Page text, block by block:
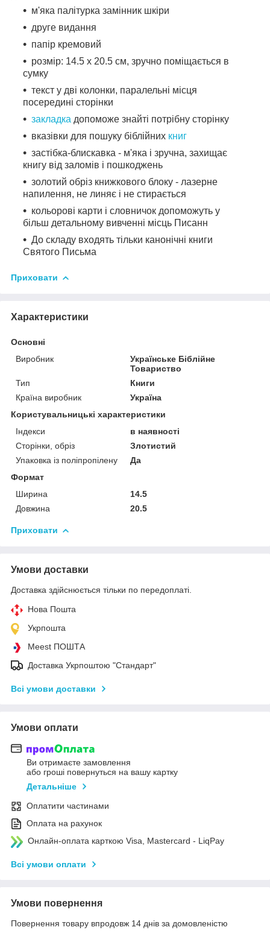
м'яка палітурка замінник шкіри
друге видання
папір кремовий
розмір: 14.5 х 20.5 см, зручно поміщається в
сумку
текст у дві колонки, паралельні місця
посередині сторінки
закладка допоможе знайті потрібну сторінку
вказівки для пошуку біблійних книг
застібка-блискавка - м'яка і зручна, захищає
книгу від заломів і пошкоджень
золотий обріз книжкового блоку - лазерне
напилення, не линяє і не стирається
кольорові карти і словничок допоможуть у
більш детальному вивченні місць Писанн
До складу входять тільки канонічні книги
Святого Письма
Приховати
Характеристики
Основні
Виробник
Українське Біблійне
Товариство
Тип
Книги
Країна виробник
Україна
Користувальницькі характеристики
Індекси
в наявності
Сторінки, обріз
Злотистий
Упаковка із поліпропілену
Да
Формат
Ширина
14.5
Довжина
20.5
Приховати
Умови доставки
Доставка здійснюється тільки по передоплаті.
Нова Пошта
Укрпошта
Meest ПОШТА
Доставка Укрпоштою "Стандарт"
Всі умови доставки
Умови оплати
Ви отримаєте замовлення
або гроші повернуться на вашу картку
Детальніше
Оплатити частинами
Оплата на рахунок
Онлайн-оплата карткою Visa, Mastercard - LiqPay
Всі умови оплати
Умови повернення
Повернення товару впродовж 14 днів за домовленістю